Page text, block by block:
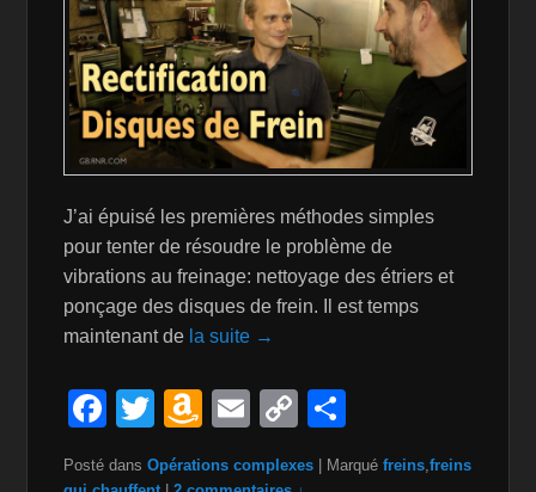
J’ai épuisé les premières méthodes simples
pour tenter de résoudre le problème de
vibrations au freinage: nettoyage des étriers et
ponçage des disques de frein. Il est temps
maintenant de la suite →
F
a
T
wi
A
E
m
C
o
ar
Posté dans Opérations complexes Marqué freins,freins